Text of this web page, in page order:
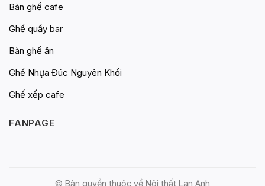
Bàn ghế cafe
Ghế quầy bar
Bàn ghế ăn
Ghế Nhựa Đúc Nguyên Khối
Ghế xếp cafe
FANPAGE
© Bản quyền thuộc về Nội thất Lan Anh